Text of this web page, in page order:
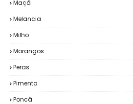
Maçã
Melancia
Milho
Morangos
Peras
Pimenta
Poncã